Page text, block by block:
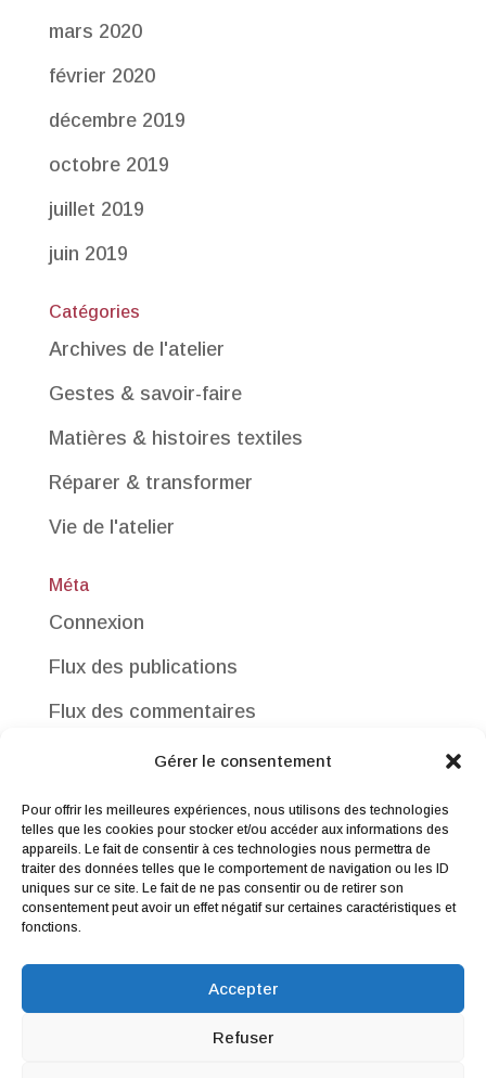
Gérer le consentement
Pour offrir les meilleures expériences, nous utilisons des technologies
telles que les cookies pour stocker et/ou accéder aux informations des
appareils. Le fait de consentir à ces technologies nous permettra de
traiter des données telles que le comportement de navigation ou les ID
uniques sur ce site. Le fait de ne pas consentir ou de retirer son
consentement peut avoir un effet négatif sur certaines caractéristiques et
fonctions.
Accepter
Refuser
mars 2020
février 2020
décembre 2019
octobre 2019
juillet 2019
juin 2019
Catégories
Archives de l'atelier
Gestes & savoir-faire
Matières & histoires textiles
Réparer & transformer
Vie de l'atelier
Méta
Connexion
Flux des publications
Flux des commentaires
Site de WordPress-FR
Me contacter|Droit de rétractation|
Mentions légales & Politique de
confidentialité